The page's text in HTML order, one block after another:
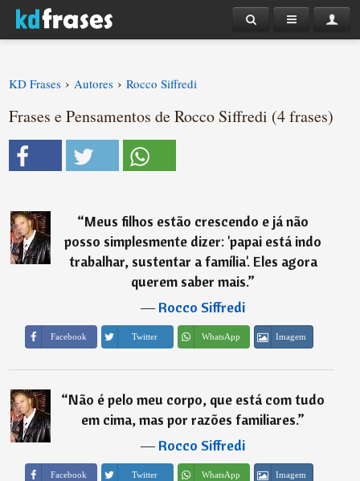
KD Frases › Autores › Rocco Siffredi
Frases e Pensamentos de Rocco Siffredi (4 frases)
“Meus filhos estão crescendo e já não
posso simplesmente dizer: 'papai está indo
trabalhar, sustentar a família'. Eles agora
querem saber mais.”
―Rocco Siffredi
Facebook Twitter WhatsApp Imagem
“Não é pelo meu corpo, que está com tudo
em cima, mas por razões familiares.”
―Rocco Siffredi
Facebook Twitter WhatsApp Imagem